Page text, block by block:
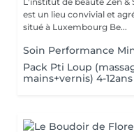
est un lieu convivial et
situé à Luxembourg Be...
Soin Performance
Pack Pti Loup
mains+vernis) 4-12ans